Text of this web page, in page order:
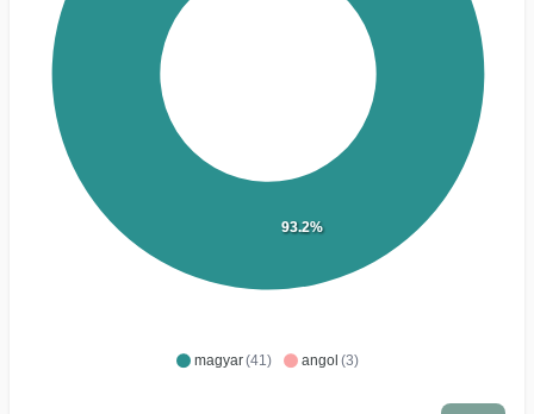
magyar(41) angol (3)
93.2%